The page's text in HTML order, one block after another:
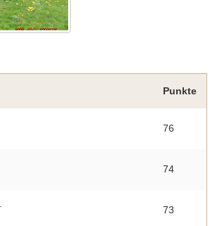
Punkte
76
74
73